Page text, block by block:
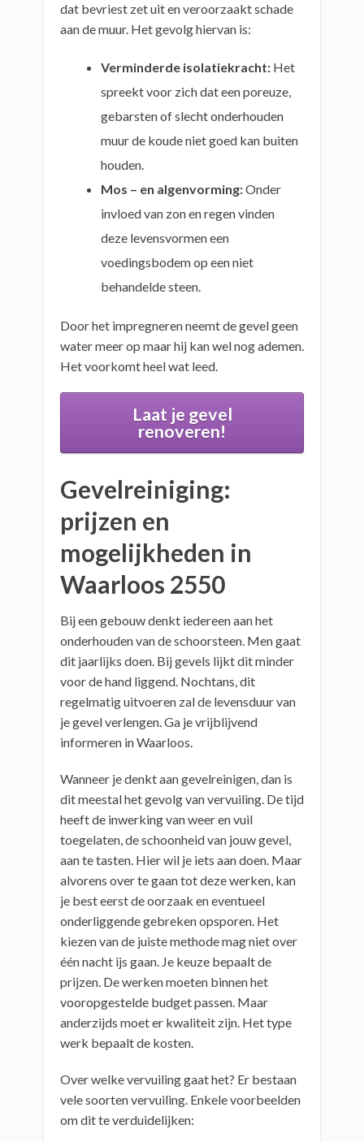
dat bevriest zet uit en veroorzaakt schade
aan de muur. Het gevolg hiervan is:
Verminderde isolatiekracht: Het
spreekt voor zich dat een poreuze,
gebarsten of slecht onderhouden
muur de koude niet goed kan buiten
houden.
Mos – en algenvorming:Onder
invloed van zon en regen vinden
deze levensvormen een
voedingsbodem op een niet
behandelde steen.
Door het impregneren neemt de gevel geen
water meer op maar hij kan wel nog ademen.
Het voorkomt heel wat leed.
Laat je gevel
renoveren!
Gevelreiniging:
prijzen en
mogelijkheden in
Waarloos 2550
Bij een gebouw denkt iedereen aan het
onderhouden van de schoorsteen. Men gaat
dit jaarlijks doen. Bij gevels lijkt dit minder
voor de hand liggend. Nochtans, dit
regelmatig uitvoeren zal de levensduur van
je gevel verlengen. Ga je vrijblijvend
informeren in Waarloos.
Wanneer je denkt aan gevelreinigen, dan is
dit meestal het gevolg van vervuiling. De tijd
heeft de inwerking van weer en vuil
toegelaten, de schoonheid van jouw gevel,
aan te tasten. Hier wil je iets aan doen. Maar
alvorens over te gaan tot deze werken, kan
je best eerst de oorzaak en eventueel
onderliggende gebreken opsporen. Het
kiezen van de juiste methode mag niet over
één nacht ijs gaan. Je keuze bepaalt de
prijzen. De werken moeten binnen het
vooropgestelde budget passen. Maar
anderzijds moet er kwaliteit zijn. Het type
werk bepaalt de kosten.
Over welke vervuiling gaat het? Er bestaan
vele soorten vervuiling. Enkele voorbeelden
om dit te verduidelijken: